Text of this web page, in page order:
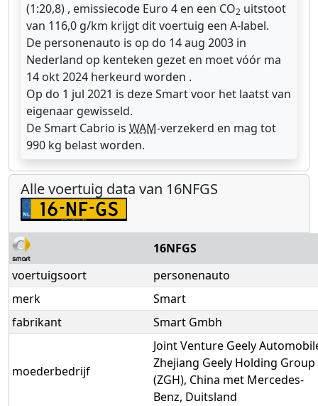
(1:20,8) , emissiecode Euro 4 en een CO2 uitstoot
van 116,0 g/km krijgt dit voertuig een A-label.
De personenauto is op do 14 aug 2003 in
Nederland op kenteken gezet en moet vóór ma
14 okt 2024 herkeurd worden .
Op do 1 jul 2021 is deze Smart voor het laatst van
eigenaar gewisseld.
De Smart Cabrio is WAM-verzekerd en mag tot
990 kg belast worden.
Alle voertuig data van 16NFGS
16NFGS
voertuigsoort
personenauto
merk
Smart
fabrikant
Smart Gmbh
moederbedrijf
Joint Venture Geely
Zhejiang Geely Holding Group
(ZGH), China met Mercedes-
Benz, Duitsland